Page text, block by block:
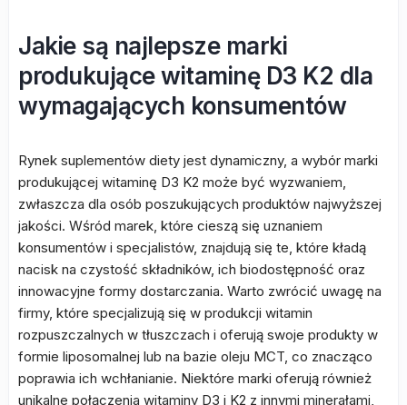
Jakie są najlepsze marki
produkujące witaminę D3 K2 dla
wymagających konsumentów
Rynek suplementów diety jest dynamiczny, a wybór marki
produkującej witaminę D3 K2 może być wyzwaniem,
zwłaszcza dla osób poszukujących produktów najwyższej
jakości. Wśród marek, które cieszą się uznaniem
konsumentów i specjalistów, znajdują się te, które kładą
nacisk na czystość składników, ich biodostępność oraz
innowacyjne formy dostarczania. Warto zwrócić uwagę na
firmy, które specjalizują się w produkcji witamin
rozpuszczalnych w tłuszczach i oferują swoje produkty w
formie liposomalnej lub na bazie oleju MCT, co znacząco
poprawia ich wchłanianie. Niektóre marki oferują również
unikalne połączenia witaminy D3 i K2 z innymi minerałami,